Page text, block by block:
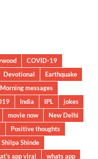
COVID-19
Devotional
Earthquake
messages
India IPL
jokes
movie now
New Delhi
Positive thoughts
Shilpa Shinde
app viral
whats app